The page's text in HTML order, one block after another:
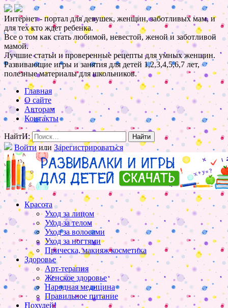
Интернет - портал для девушек, женщин, заботливых мам, и
для тех кто ждет ребенка.
Все о том как стать любимой, невестой, женой и заботливой
мамой.
Лучшие статьи и проверенные рецепты для умных женщин.
Развивающие игры и занятия для детей 1,2,3,4,5,6,7 лет,
полезные материалы для школьников.
Главная
О сайте
Авторам
Контакты
НайтИ:
Войти или Зарегистрироваться
Красота
Уход за лицом
Уход за телом
Уход за волосами
Уход за ногтями
Прическа, макияж косметика
Здоровье
Арт-терапия
Женское здоровье
Народная медицина
Правильное питание
Похудей!